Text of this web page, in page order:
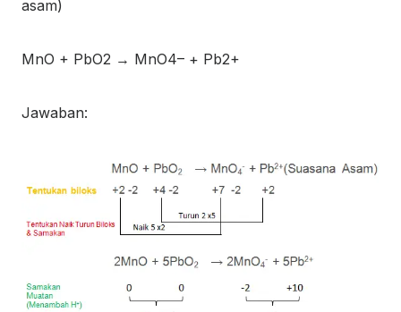
asam)
MnO + PbO2 → MnO4– + Pb2+
Jawaban: